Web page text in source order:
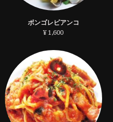
ボンゴレビアンコ
¥ 1,600